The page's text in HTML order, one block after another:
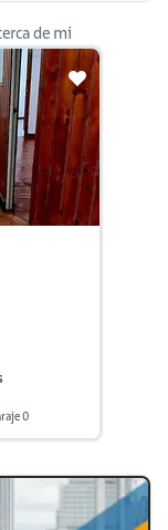
de mi
0